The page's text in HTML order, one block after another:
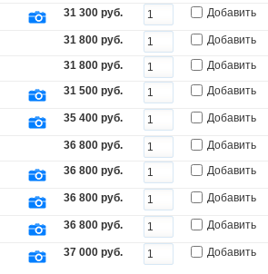
31 300 руб. Добавить
31 800 руб.
Добавить
31 800 руб.
Добавить
31 500 руб. Добавить
35 400 руб. Добавить
36 800 руб.
Добавить
36 800 руб. Добавить
36 800 руб. Добавить
36 800 руб. Добавить
37 000 руб. Добавить